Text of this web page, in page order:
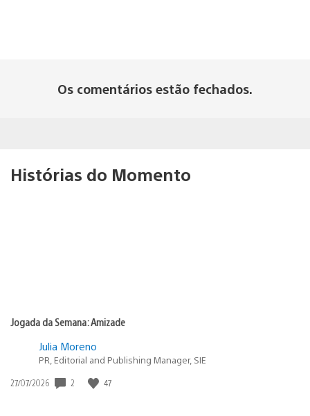
Os comentários estão fechados.
Histórias do Momento
Jogada da Semana: Amizade
Julia Moreno
PR, Editorial and Publishing Manager, SIE
Data
27/07/2026 2 47